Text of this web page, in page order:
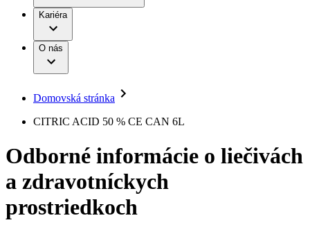
Terapie
Kontinencia a urológia
Liečba bolesti
Miniinvazívna chirurgia
Nutričná terapia
Onkológia
Ortopédia
Prevencia a kontrola infekcií
Spinálna chirurgia
Starostlivosť o rany
B. Braun Avitum
Ochorenia
Služby pre pacientov
Práca a kariéra
Naša kultúra
Vaša príležitosť
Zodpovednosť
Médiá
Tlačové správy
Kontakt
Kontaktný formulár
Spoločnosť
Kariéra
O nás
Domovská stránka
CITRIC ACID 50 % CE CAN 6L
Odborné informácie o liečivách
a zdravotníckych
prostriedkoch